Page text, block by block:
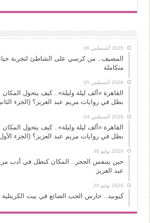
2026 أغسطس 06
المصيف.. من كرسي على الشاطئ لتجربة
متكاملة
2026 أغسطس 05
القاهرة «ألف ليلة وليلة».. كيف يتحول المكان
بطل في روايات مريم عبد العزيز؟ (الجزء
2026 أغسطس 04
القاهرة «ألف ليلة وليلة».. كيف يتحول المكان
بطل في روايات مريم عبد العزيز؟ (الجزء
2026 يوليو 30
حين يتنفس الحجر.. المكان كبطل في أدب
عبد العزيز
2026 يوليو 29
كيوبيد.. حارس الحب الضائع في بيت الكريتلية